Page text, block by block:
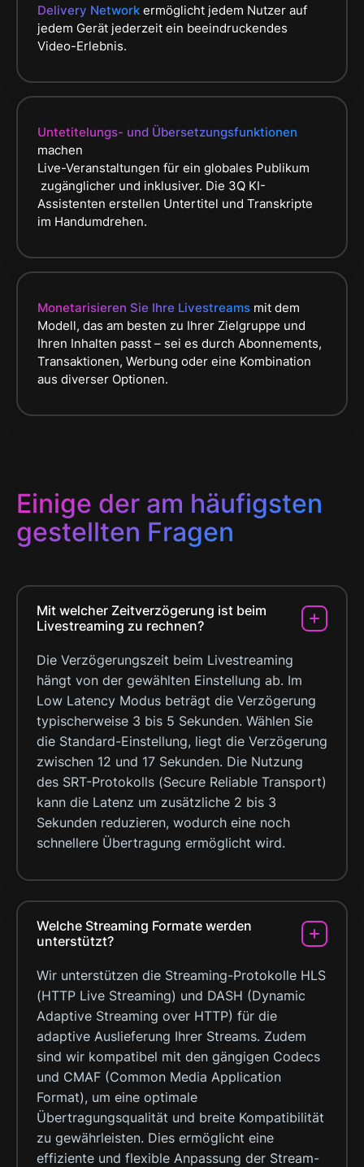
Delivery Network ermöglicht jedem Nutzer auf
jedem Gerät jederzeit ein beeindruckendes
Video-Erlebnis.
Untetitelungs- und Übersetzungsfunktionen
machen
Live-Veranstaltungen für ein globales Publikum
zugänglicher und inklusiver. Die 3Q KI-
Assistenten erstellen Untertitel und Transkripte
im Handumdrehen.
Monetarisieren Sie Ihre Livestreams mit dem
Modell, das am besten zu Ihrer Zielgruppe und
Ihren Inhalten passt – sei es durch Abonnements,
Transaktionen, Werbung oder eine Kombination
aus diverser Optionen.
Einige der am häufigsten
gestellten Fragen
Mit welcher Zeitverzögerung ist beim
Livestreaming zu rechnen?
Die Verzögerungszeit beim Livestreaming
hängt von der gewählten Einstellung ab. Im
Low Latency Modus beträgt die Verzögerung
typischerweise 3 bis 5 Sekunden. Wählen Sie
die Standard-Einstellung, liegt die Verzögerung
zwischen 12 und 17 Sekunden. Die Nutzung
des SRT-Protokolls (Secure Reliable Transport)
kann die Latenz um zusätzliche 2 bis 3
Sekunden reduzieren, wodurch eine noch
schnellere Übertragung ermöglicht wird.
Welche Streaming Formate werden
unterstützt?
Wir unterstützen die Streaming-Protokolle HLS
(HTTP Live Streaming) und DASH (Dynamic
Adaptive Streaming over HTTP) für die
adaptive Auslieferung Ihrer Streams. Zudem
sind wir kompatibel mit den gängigen Codecs
und CMAF (Common Media Application
Format), um eine optimale
Übertragungsqualität und breite Kompatibilität
zu gewährleisten. Dies ermöglicht eine
effiziente und flexible Anpassung der Stream-